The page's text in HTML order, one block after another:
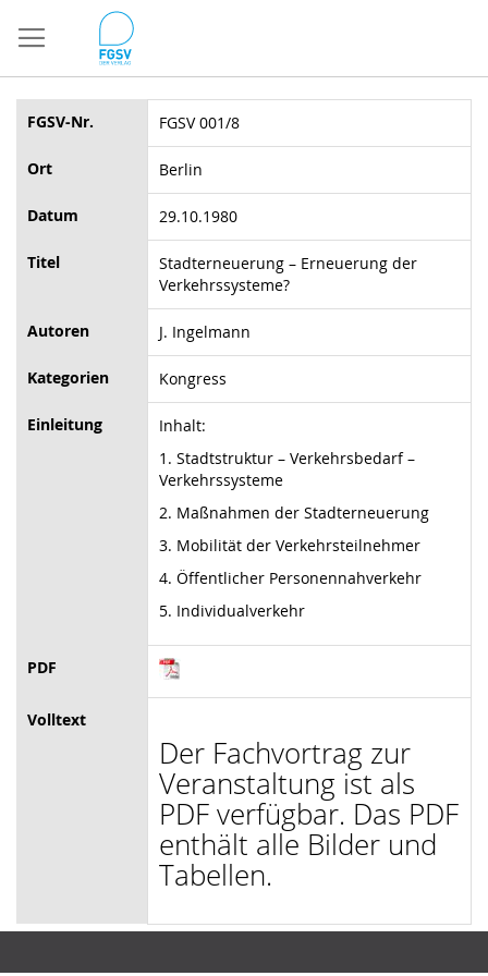
zum
Inhalt
FGSV-Nr. FGSV 001/8
Ort Berlin
Datum 29.10.1980
Titel
Stadterneuerung – Erneuerung der
Verkehrssysteme?
Autoren J. Ingelmann
Kategorien Kongress
Einleitung
Inhalt:
1. Stadtstruktur – Verkehrsbedarf –
Verkehrssysteme
2. Maßnahmen der Stadterneuerung
3. Mobilität der Verkehrsteilnehmer
4. Öffentlicher Personennahverkehr
5. Individualverkehr
PDF
Volltext
Der Fachvortrag zur
Veranstaltung ist als
PDF verfügbar. Das PDF
enthält alle Bilder und
Tabellen.